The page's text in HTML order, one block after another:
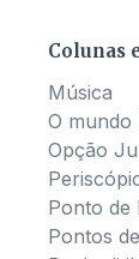
Colunas
Música
O mundo
Opção
Ponto de
Pontos